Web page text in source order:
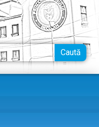
Caută